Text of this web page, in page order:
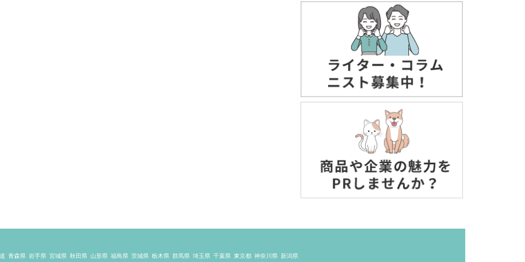
青森県 岩手県 宮城県 秋田県 山形県 福島県 茨城県 栃木県 群馬県 埼玉県 千葉県 東京都 神奈川県 新潟県